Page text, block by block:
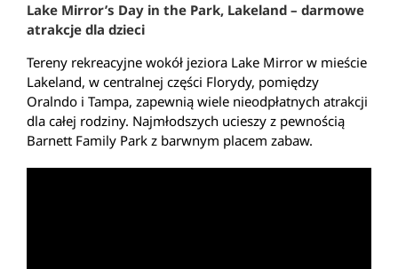
Lake Mirror’s Day in the Park, Lakeland – darmowe
atrakcje dla dzieci
Tereny rekreacyjne wokół jeziora Lake Mirror w mieście
Lakeland, w centralnej części Florydy, pomiędzy
Oralndo i Tampa, zapewnią wiele nieodpłatnych atrakcji
dla całej rodziny. Najmłodszych ucieszy z pewnością
Barnett Family Park z barwnym placem zabaw.